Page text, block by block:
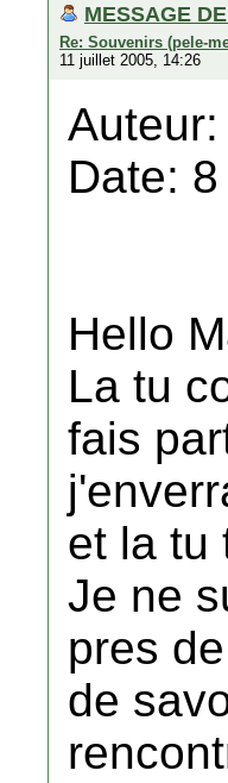
MESSAGE
Re: Souvenirs (pele-
11 juillet 2005, 14:26
Date:
Hello
La tu
fais
et la tu
Je ne
pres
de